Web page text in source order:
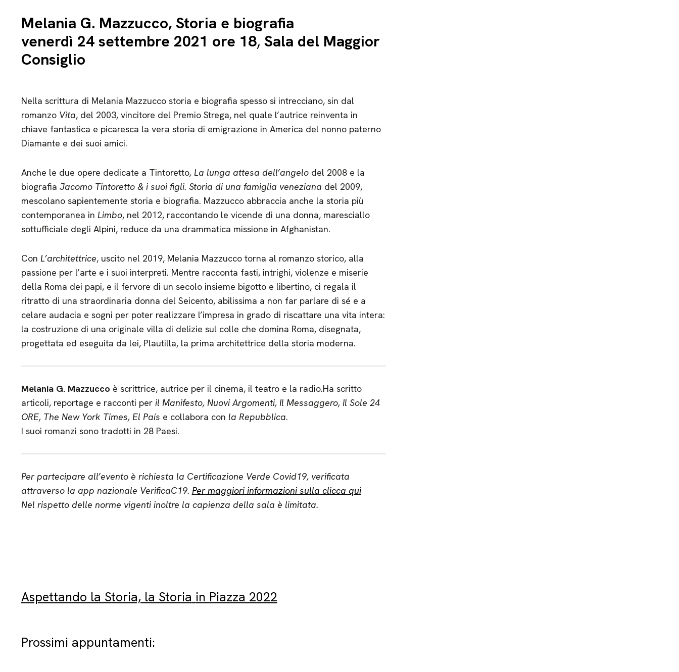
Melania G. Mazzucco, Storia e biografia
venerdì 24 settembre 2021 ore 18, Sala del Maggior
Consiglio
Nella scrittura di Melania Mazzucco storia e biografia spesso si intrecciano, sin dal
romanzo Vita, del 2003, vincitore del Premio Strega, nel quale l’autrice reinventa in
chiave fantastica e picaresca la vera storia di emigrazione in America del nonno paterno
Diamante e dei suoi amici.
Anche le due opere dedicate a Tintoretto, La lunga attesa dell’angelodel 2008 e la
biografia Jacomo Tintoretto & i suoi figli. Storia di una famiglia veneziana del 2009,
mescolano sapientemente storia e biografia. Mazzucco abbraccia anche la storia più
contemporanea in Limbo, nel 2012, raccontando le vicende di una donna, maresciallo
sottufficiale degli Alpini, reduce da una drammatica missione in Afghanistan.
Con L’architettrice, uscito nel 2019, Melania Mazzucco torna al romanzo storico, alla
passione per l’arte e i suoi interpreti. Mentre racconta fasti, intrighi, violenze e miserie
della Roma dei papi, e il fervore di un secolo insieme bigotto e libertino, ci regala il
ritratto di una straordinaria donna del Seicento, abilissima a non far parlare di sé e a
celare audacia e sogni per poter realizzare l’impresa in grado di riscattare una vita intera:
la costruzione di una originale villa di delizie sul colle che domina Roma, disegnata,
progettata ed eseguita da lei, Plautilla, la prima architettrice della storia moderna.
Melania G. Mazzucco è scrittrice, autrice per il cinema, il teatro e la radio.Ha scritto
articoli, reportage e racconti per il Manifesto, Nuovi Argomenti, Il Messaggero, Il Sole 24
ORE, The New York Times, El País e collabora con la Repubblica.
I suoi romanzi sono tradotti in 28 Paesi.
Per partecipare all’evento è richiesta la Certificazione Verde Covid19, verificata
attraverso la app nazionale VerificaC19. Per maggiori informazioni sulla clicca qui
Nel rispetto delle norme vigenti inoltre la capienza della sala è limitata.
Aspettando la Storia, la Storia in Piazza 2022
Prossimi appuntamenti: